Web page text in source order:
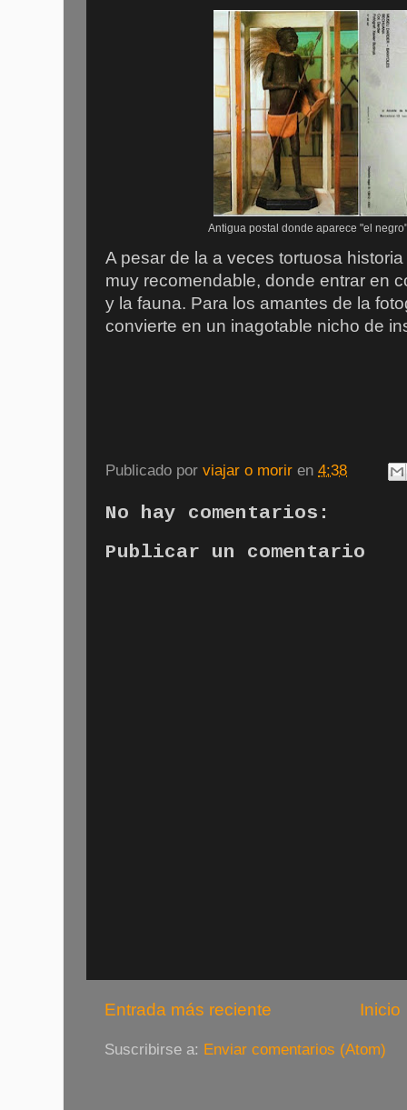
Antigua postal donde aparece "el
A pesar de la a veces tortuosa
muy recomendable, donde entrar en
y la fauna. Para los amantes de la
convierte en un inagotable nicho de
Publicado por viajar o morir en 4:38
No hay comentarios:
Publicar un comentario
Entrada más reciente Inicio
Suscribirse a: Enviar comentarios (Atom)